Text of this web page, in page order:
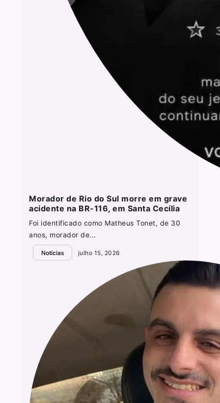
Morador de Rio do Sul morre em grave
acidente na BR-116, em Santa Cecília
Foi identificado como Matheus Tonet, de 30
anos, morador de...
Notícias julho 15, 2026